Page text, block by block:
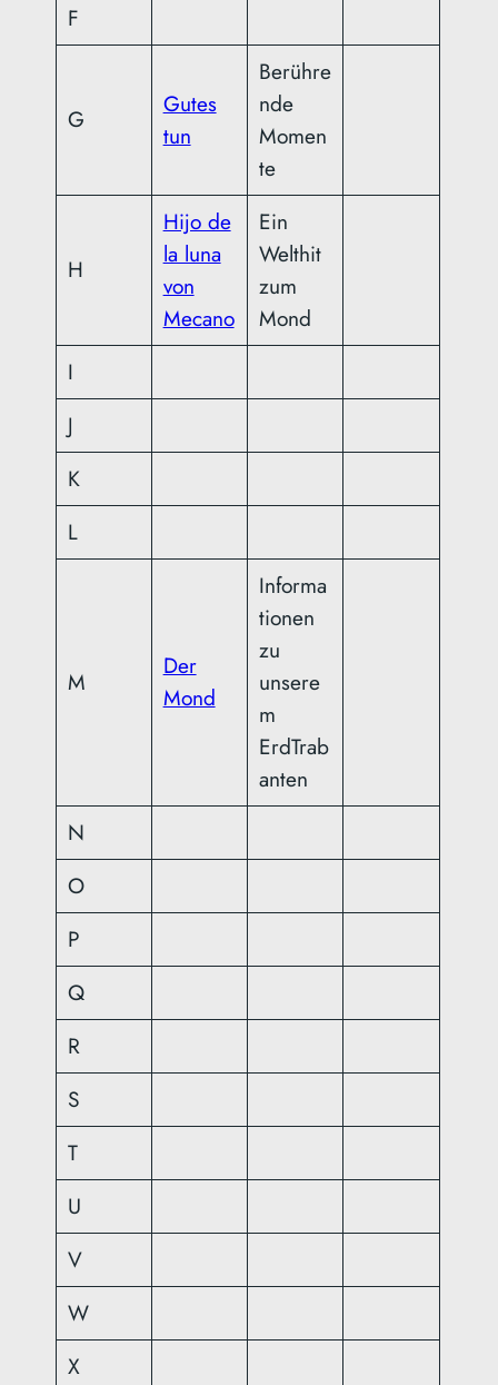
F
G
Gutes
tun
Berühre
nde
Momen
te
H
Hijo de
la luna
von
Mecano
Ein
Welthit
zum
Mond
I
J
K
L
M
Der
Mond
Informa
tionen
zu
unsere
m
ErdTrab
anten
N
O
P
Q
R
S
T
U
V
W
X